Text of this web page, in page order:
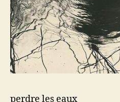
perdre les eaux